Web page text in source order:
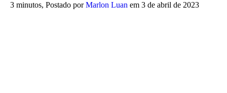
3 minutos, Postado porMarlon Luan em 3 de abril de 2023